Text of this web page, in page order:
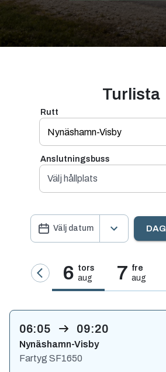
Turlista
Rutt
Nynäshamn-Visby
Anslutningsbuss
Välj hållplats
DAG
6 tors
aug
7 fre
aug
Välj datum
06:05 09:20
Nynäshamn-Visby
Fartyg SF1650